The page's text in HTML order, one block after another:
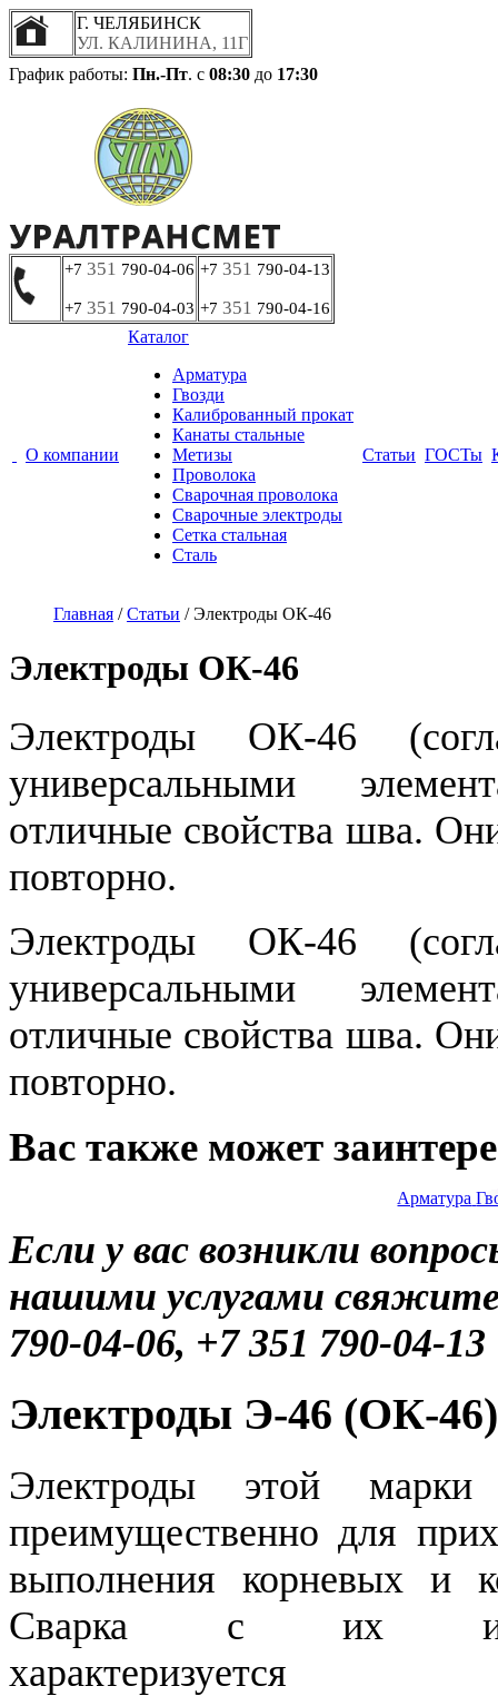
Г. ЧЕЛЯБИНСК
УЛ. КАЛИНИНА, 11Г
График работы: Пн.-Пт. с 08:30 до 17:30
+7 351 790-04-06
+7 351 790-04-03
+7 351 790-04-13
+7 351 790-04-16
О компании
Каталог
Арматура
Гвозди
Калиброванный прокат
Канаты стальные
Метизы
Проволока
Сварочная проволока
Сварочные электроды
Сетка стальная
Сталь
Статьи ГОСТы
Главная /Статьи /Электроды ОК-46
Электроды ОК-46
Электроды ОК-46
универсальными
отличные свойства шва.
повторно.
Электроды ОК-46
универсальными
отличные свойства шва.
повторно.
Вас также может
Арматура
Если у вас возникли
нашими услугами
790-04-06, +7 351 790-04-13
Электроды Э-46 (ОК-46)
Электроды этой марки
преимущественно для
выполнения корневых и
Сварка с их
характеризуется